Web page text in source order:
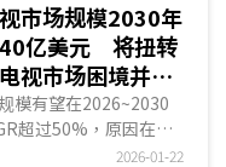
市场规模2030年
亿美元 将扭转
视市场困境并提
售利润
模有望在2026~2030
超过50%，原因在于
应用领域，可适...2026-01-22